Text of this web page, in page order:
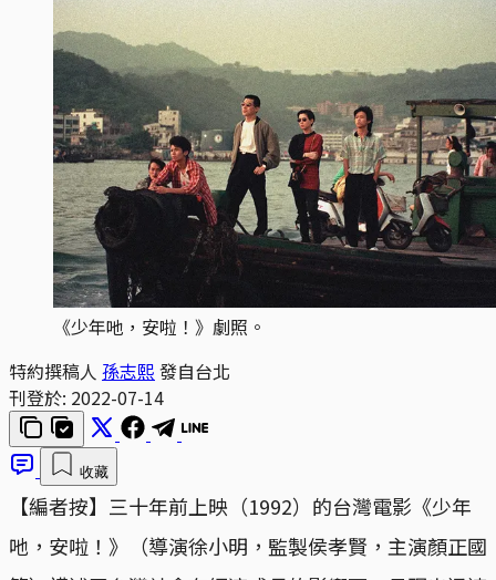
《少年吔，安啦！》劇照。
特約撰稿人 孫志熙 發自台北
刊登於: 2022-07-14
收藏
【編者按】三十年前上映（1992）的台灣電影《少年
吔，安啦！》（導演徐小明，監製侯孝賢，主演顏正國